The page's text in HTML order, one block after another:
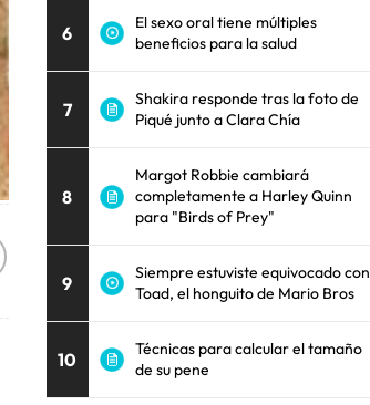
6
El sexo oral tiene múltiples
beneficios para la salud
7
Shakira responde tras la foto de
Piqué junto a Clara Chía
8
Margot Robbie cambiará
completamente a Harley Quinn
para "Birds of Prey"
9
Siempre estuviste equivocado con
Toad, el honguito de Mario Bros
10
Técnicas para calcular el tamaño
de su pene